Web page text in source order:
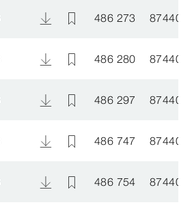
486 273
486 280
486 297
486 747
486 754